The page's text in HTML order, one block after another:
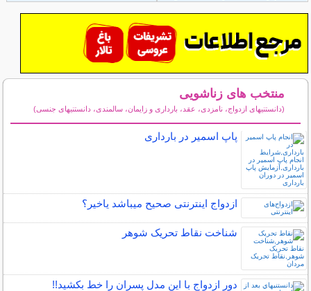
منتخب های زناشویی
(دانستنیهای ازدواج، نامزدی، عقد، بارداری و زایمان، سالمندی، دانستنیهای جنسی)
پاپ اسمیر در بارداری
ازدواج اینترنتی صحیح میباشد یاخیر؟
شناخت نقاط تحریک شوهر
دور ازدواج با این مدل پسران را خط بکشید!!